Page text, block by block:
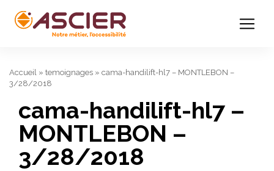
Accueil » temoignages » cama-handilift-hl7 – MONTLEBON –
3/28/2018
cama-handilift-hl7 –
MONTLEBON –
3/28/2018